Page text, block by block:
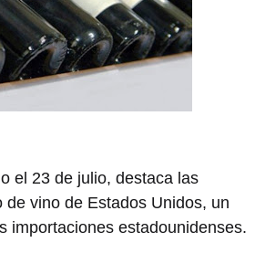
el 23 de julio, destaca las
vino de Estados Unidos, un
importaciones estadounidenses.